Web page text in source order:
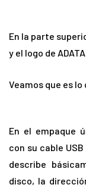
En la parte
y el logo de
Veamos que es
En el empaque
con su cable
describe
disco, la